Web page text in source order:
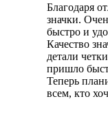
Благодаря
значки.
быстро и
Качество
детали
пришло
Теперь
всем, кто